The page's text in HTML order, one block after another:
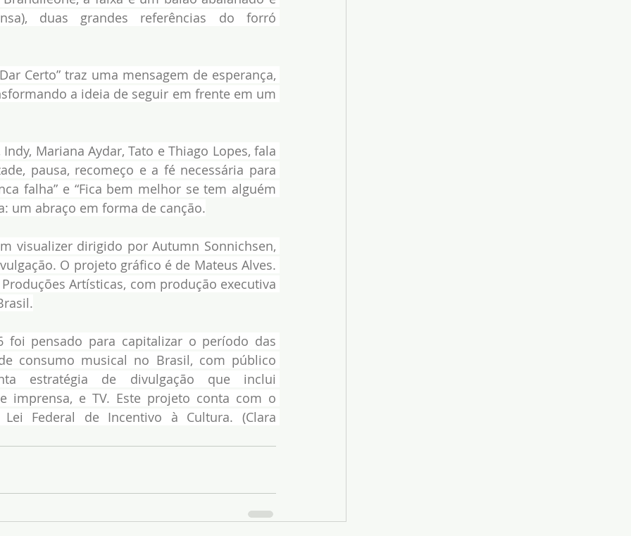
duas grandes referências do forró
Certo” traz uma mensagem de esperança,
a ideia de seguir em frente em um
Mariana Aydar, Tato e Thiago Lopes, fala
pausa, recomeço e a fé necessária para
falha” e “Fica bem melhor se tem alguém
um abraço em forma de canção.
visualizer dirigido por Autumn Sonnichsen,
O projeto gráfico é de Mateus Alves.
Artísticas, com produção executiva
pensado para capitalizar o período das
consumo musical no Brasil, com público
estratégia de divulgação que inclui
imprensa, e TV. Este projeto conta com o
Federal de Incentivo à Cultura. (Clara